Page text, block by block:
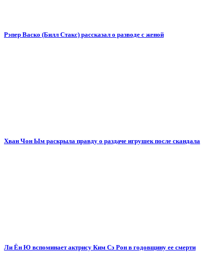
Рэпер Васко (Билл Стакс) рассказал о разводе с женой
Хван Чон Ым раскрыла правду о раздаче игрушек после скандала
Ли Ён Ю вспоминает актрису Ким Сэ Рон в годовщину ее смерти